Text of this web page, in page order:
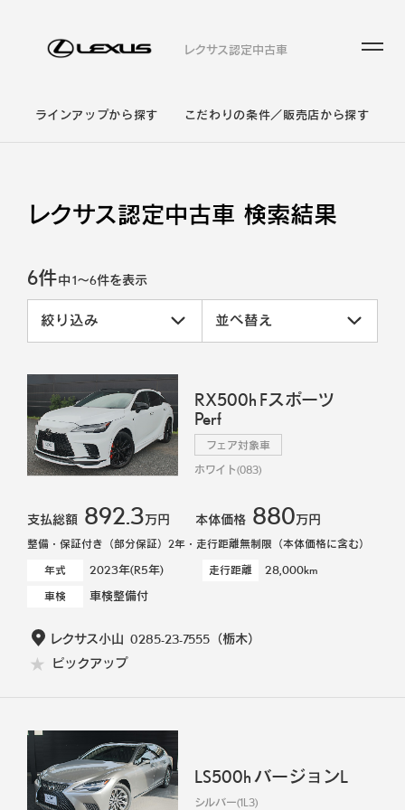
レクサス認定中古車
ラインアップから探す こだわりの条件／販売店から探す
レクサス認定中古車 検索結果
6件中1～6件を表示
絞り込み 並べ替え
RX500h Fスポーツ
Perf
フェア対象車
ホワイト(083)
支払総額 892.3万円 本体価格 880万円
整備・保証付き（部分保証）2年・走行距離無制限（本体価格に含む）
年式
2023年(R5年) 走行距離 28,000km
車検 車検整備付
レクサス小山 0285-23-7555（栃木）
ピックアップ
LS500h バージョンL
シルバー(1L3)